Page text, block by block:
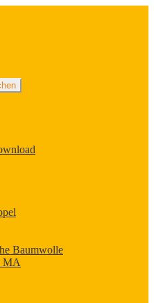
Baumwolle
MA